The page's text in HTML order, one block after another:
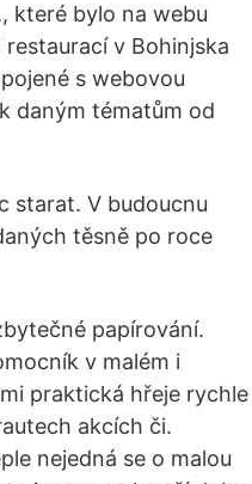
které bylo na webu
v Bohinjska
s webovou
daným tématům od
starat. V budoucnu
těsně po roce
papírování.
v malém i
praktická hřeje rychle
akcích či.
nejedná se o malou